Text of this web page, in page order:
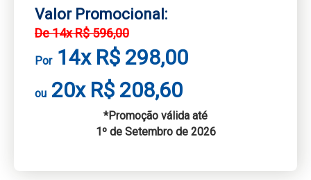
Valor Promocional:
De 14x R$ 596,00
Por14x R$ 298,00
ou 20x R$ 208,60
*Promoção válida até
1º de Setembro de 2026